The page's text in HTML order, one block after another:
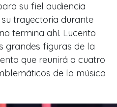
su fiel audiencia
trayectoria durante
termina ahí. Lucerito
grandes figuras de la
que reunirá a cuatro
de la música